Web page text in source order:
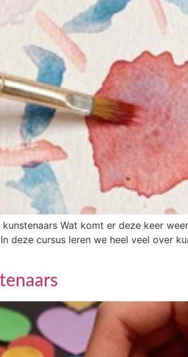
Wat komt er deze keer
deze cursus leren we heel veel over